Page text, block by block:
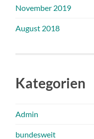
November 2019
August 2018
Kategorien
Admin
bundesweit